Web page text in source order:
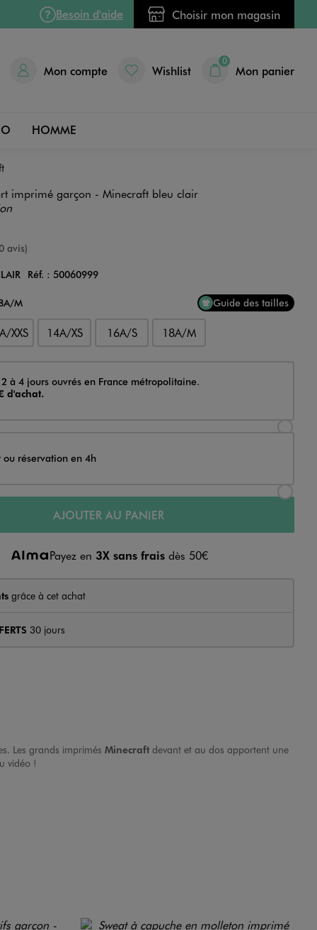
Besoin d'aide Choisir mon magasin
Mon compte Wishlist
0
Mon panier
HOMME
imprimé garçon - Minecraft bleu clair
avis)
Réf. : 50060999
M
Guide des tailles
XXS 14A/XS 16A/S 18A/M
à 4 jours ouvrés en France métropolitaine.
d'achat.
ou réservation en 4h
AJOUTER AU PANIER
Payez en 3X sans fraisdès 50€
grâce à cet achat
30 jours
Les grands imprimés Minecraft devant et au dos apportent une
vidéo !